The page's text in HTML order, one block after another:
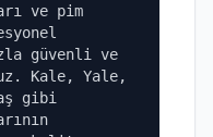
ve pim
güvenli ve
Kale, Yale,
gibi